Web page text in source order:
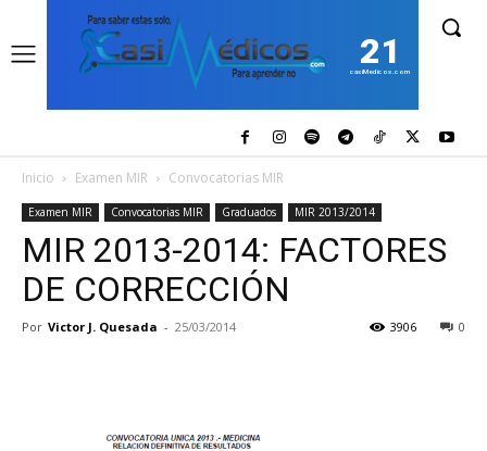
21
casiMedicos.com
Inicio Examen MIR Convocatorias MIR
Examen MIR Convocatorias MIR Graduados MIR 2013/2014
MIR 2013-2014: FACTORES
DE CORRECCIÓN
Por Victor J. Quesada - 25/03/2014 0
3906